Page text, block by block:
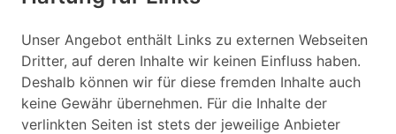
Unser Angebot enthält Links zu externen Webseiten
Dritter, auf deren Inhalte wir keinen Einfluss haben.
Deshalb können wir für diese fremden Inhalte auch
keine Gewähr übernehmen. Für die Inhalte der
verlinkten Seiten ist stets der jeweilige Anbieter